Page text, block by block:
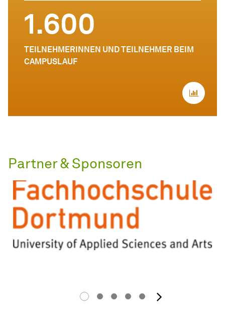
1.600
TEILNEHMERINNEN UND TEILNEHMER BEIM
CAMPUSLAUF
Partner & Sponsoren